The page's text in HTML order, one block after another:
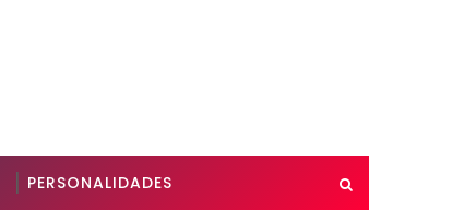
PERSONALIDADES